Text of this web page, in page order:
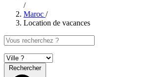
/
Maroc /
Location de vacances
Rechercher